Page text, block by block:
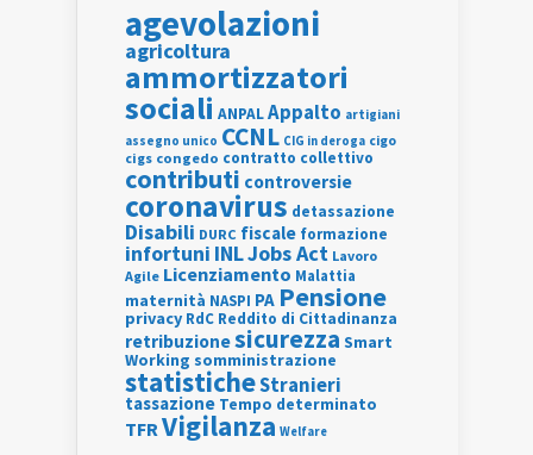
agevolazioni
agricoltura
ammortizzatori
sociali ANPALAppalto artigiani
assegno unico CCNL CIG in deroga cigo
cigs congedo contratto collettivo
contributi controversie
coronavirus detassazione
Disabili DURC fiscale formazione
infortuni INLJobs Act Lavoro
Agile Licenziamento Malattia
maternità NASPI PA Pensione
privacy RdC Reddito di Cittadinanza
retribuzionesicurezza Smart
Working somministrazione
statisticheStranieri
tassazione Tempo determinato
TFRVigilanza Welfare